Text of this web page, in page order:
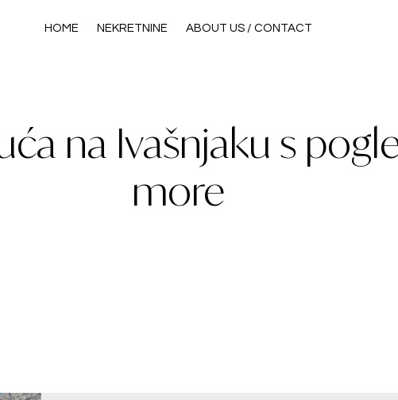
HOME NEKRETNINE ABOUT US / CONTACT
na Ivašnjaku s
more